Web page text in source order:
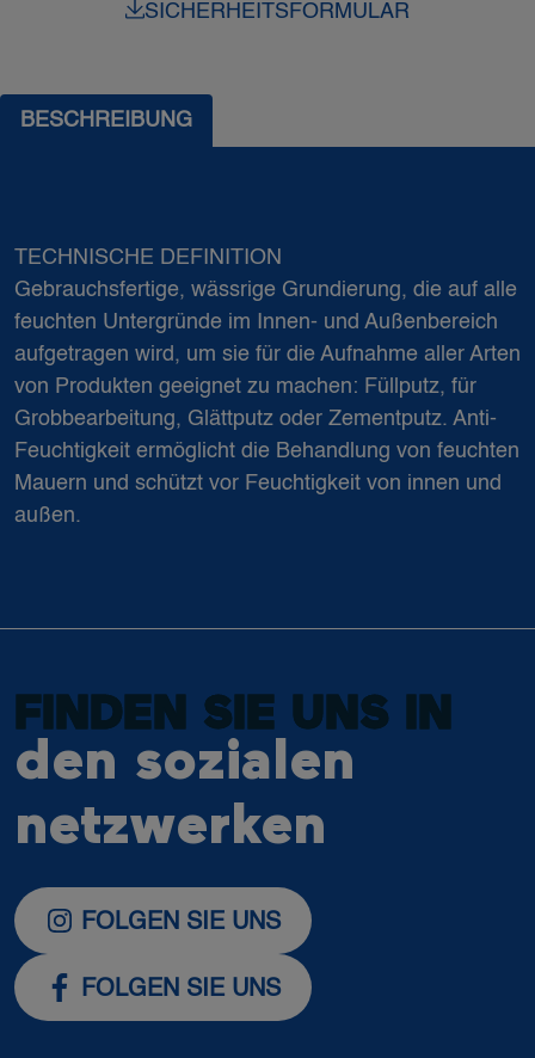
SICHERHEITSFORMULAR
BESCHREIBUNG
TECHNISCHE DEFINITION
Gebrauchsfertige, wässrige Grundierung, die auf alle
feuchten Untergründe im Innen- und Außenbereich
aufgetragen wird, um sie für die Aufnahme aller Arten
von Produkten geeignet zu machen: Füllputz, für
Grobbearbeitung, Glättputz oder Zementputz. Anti-
Feuchtigkeit ermöglicht die Behandlung von feuchten
Mauern und schützt vor Feuchtigkeit von innen und
außen.
FINDEN SIE UNS IN
den sozialen
netzwerken
FOLGEN SIE UNS
FOLGEN SIE UNS